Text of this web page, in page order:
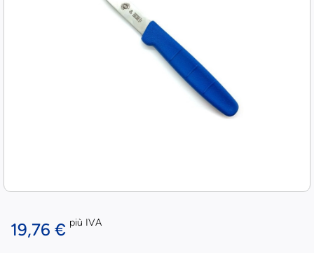
19,76 € più IVA